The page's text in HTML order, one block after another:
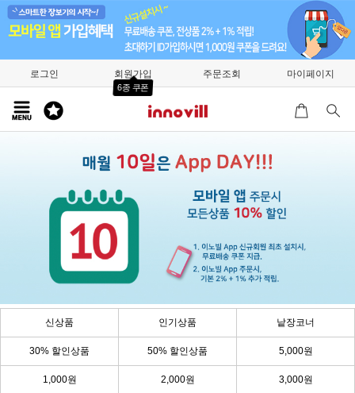
로그인 회원가입
6종 쿠폰
주문조회 마이페이지
신상품 인기상품 낱장코너
30% 할인상품 50% 할인상품 5,000원
1,000원 2,000원 3,000원